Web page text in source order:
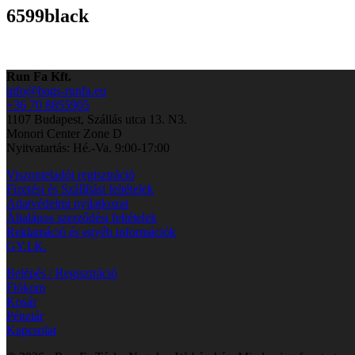
6599black
Run Fa Kft.
info@bags-runfa.eu
+36 70 8855905
1107 Budapest, Szállás utca 13. N3.
Monori Center Zone D
Nyitvatartás: Hé.-Va. 9:00-17:00
Viszonteladói regisztráció
Fizetési és Szállítási feltételek
Adatvédelmi nyilatkozat
Általános szerződési feltételek
Reklamáció és egyéb információk
GY.I.K.
Belépés / Regisztráció
Fiókom
Kosár
Pénztár
Kapcsolat